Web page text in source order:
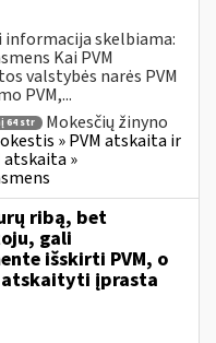
informacija skelbiama:
Kai PVM
valstybės narės PVM
PVM,...
64 str
Mokesčių žinyno
» PVM atskaita ir
atskaita »
ribą, bet
gali
išskirti PVM, o
atskaityti įprasta